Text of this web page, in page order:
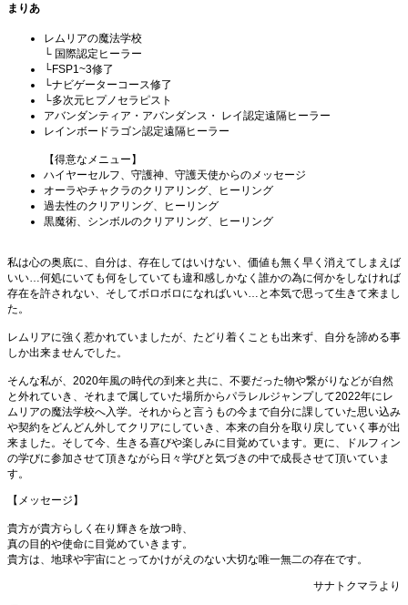
まりあ
レムリアの魔法学校
└ 国際認定ヒーラー
└FSP1~3修了
└ナビゲーターコース修了
└多次元ヒプノセラピスト
アバンダンティア・アバンダンス・ レイ認定遠隔ヒーラー
レインボードラゴン認定遠隔ヒーラー
【得意なメニュー】
ハイヤーセルフ、守護神、守護天使からのメッセージ
オーラやチャクラのクリアリング、ヒーリング
過去性のクリアリング、ヒーリング
黒魔術、シンボルのクリアリング、ヒーリング
私は心の奥底に、自分は、存在してはいけない、価値も無く早く消えてしまえば
いい…何処にいても何をしていても違和感しかなく誰かの為に何かをしなければ
存在を許されない、そしてボロボロになればいい…と本気で思って生きて来まし
た。
レムリアに強く惹かれていましたが、たどり着くことも出来ず、自分を諦める事
しか出来ませんでした。
そんな私が、2020年風の時代の到来と共に、不要だった物や繋がりなどが自然
と外れていき、それまで属していた場所からパラレルジャンプして2022年にレ
ムリアの魔法学校へ入学。それからと言うもの今まで自分に課していた思い込み
や契約をどんどん外してクリアにしていき、本来の自分を取り戻していく事が出
来ました。そして今、生きる喜びや楽しみに目覚めています。更に、ドルフィン
の学びに参加させて頂きながら日々学びと気づきの中で成長させて頂いていま
す。
【メッセージ】
貴方が貴方らしく在り輝きを放つ時、
真の目的や使命に目覚めていきます。
貴方は、地球や宇宙にとってかけがえのない大切な唯一無二の存在です。
サナトクマラより